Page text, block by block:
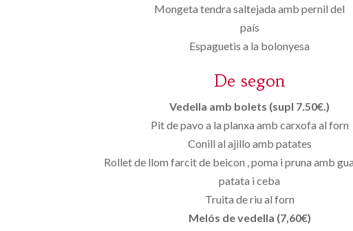
Mongeta tendra saltejada amb pernil del
país
Espaguetis a la bolonyesa
De segon
Vedella amb bolets (supl 7.50€.)
Pit de pavo a la planxa amb carxofa al forn
Conill al ajillo amb patates
Rollet de llom farcit de beicon , poma i pruna amb
patata i ceba
Truita de riu al forn
Melós de vedella (7,60€)